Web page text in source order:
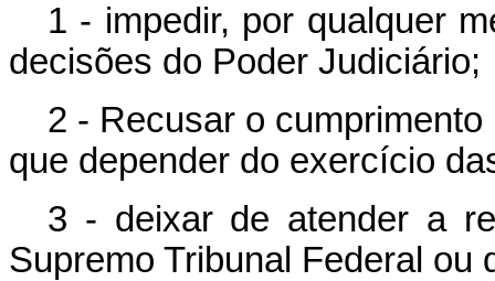
1 - impedir, por qualquer
decisões do Poder Judiciário;
2 - Recusar o
que depender do exercício
3 - deixar de atender a
Supremo Tribunal Federal ou